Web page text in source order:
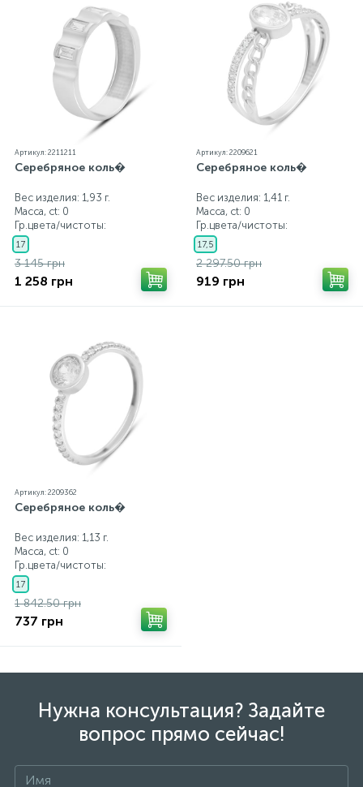
Артикул: 2211211
Серебряное коль�
Вес изделия: 1,93 г.
Масса, ct: 0
Гр.цвета/чистоты:
17
3 145 грн
1 258 грн
Артикул: 2209621
Серебряное коль�
Вес изделия: 1,41 г.
Масса, ct: 0
Гр.цвета/чистоты:
17,5
2 297.50 грн
919 грн
Артикул: 2209362
Серебряное коль�
Вес изделия: 1,13 г.
Масса, ct: 0
Гр.цвета/чистоты:
17
1 842.50 грн
737 грн
Нужна консультация? Задайте
вопрос прямо сейчас!